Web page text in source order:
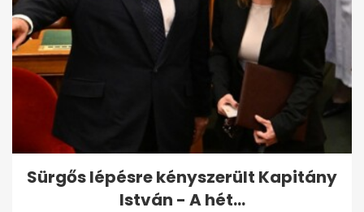
Sürgős lépésre kényszerült Kapitány
István - A hét...